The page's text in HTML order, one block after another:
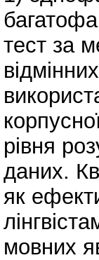
тест за
рівня
даних.
як
мовних